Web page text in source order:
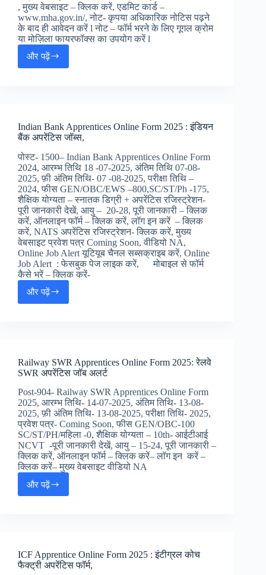
, मुख्य वेबसाइट – क्लिक करें, एडमिट कार्ड –
www.mha.gov.in/, नोट- कृपया अधिकारिक नोटिस पढ़ने
के बाद ही आवेदन करें l नोट – फॉर्म भरने के लिए गूगल क्रोम
या मोज़िला फायरफॉक्स का उपयोग करें l
और पढ़ेंIntelligence
:
इंटेलिजेंस
ब्यूरो
ACIO
जॉब
अलर्ट,
Indian Bank Apprentices Online Form 2025 : इंडियन
बैंक अपरेंटिस जॉब्स,
पोस्ट- 1500– Indian Bank Apprentices Online Form
2024, आरम्भ तिथि 18 -07-2025, अंतिम तिथि 07-08-
2025, फ़ी अंतिम तिथि- 07 -08-2025, परीक्षा तिथि –
2024, फीस GEN/OBC/EWS –800,SC/ST/Ph -175,
शैक्षिक योग्यता – स्नातक डिग्री + अपरेंटिस रजिस्ट्रेशन-
पूरी जानकारी देखें, आयु – 20-28, पूरी जानकारी – क्लिक
करें, ऑनलाइन फॉर्म – क्लिक करें, लॉग इन करें – क्लिक
करें, NATS अपरेंटिस रजिस्ट्रेशन- क्लिक करें, मुख्य
वेबसाइट प्रवेश पत्र Coming Soon, वीडियो NA,
Online Job Alert यूटियूब चैनल सब्सक्राइब करें, Online
Job Alert : फेसबुक पेज लाइक करें, मोबाइल से फॉर्म
कैसे भरें – क्लिक करें-
और पढ़ेंIndian
Bank
:
इंडियन
बैंक
अपरेंटिस
जॉब्स,
Railway SWR Apprentices Online Form 2025: रेलवे
SWR अपरेंटिस जॉब अलर्ट
Post-904- Railway SWR Apprentices Online Form
2025, आरम्भ तिथि- 14-07-2025, अंतिम तिथि- 13-08-
2025, फ़ी अंतिम तिथि- 13-08-2025, परीक्षा तिथि- 2025,
प्रवेश पत्र- Coming Soon, फीस GEN/OBC-100
SC/ST/PH/महिला -0, शैक्षिक योग्यता – 10th- आईटीआई
NCVT -पूरी जानकारी देखें, आयु – 15-24, पूरी जानकारी –
क्लिक करें, ऑनलाइन फॉर्म – क्लिक करें– लॉग इन करें –
क्लिक करें– मुख्य वेबसाइट वीडियो NA
और पढ़ेंRailway
रेलवे
SWR
ICF Apprentice Online Form 2025 : इंटीग्रल कोच
फैक्ट्री अपरेंटिस फॉर्म,